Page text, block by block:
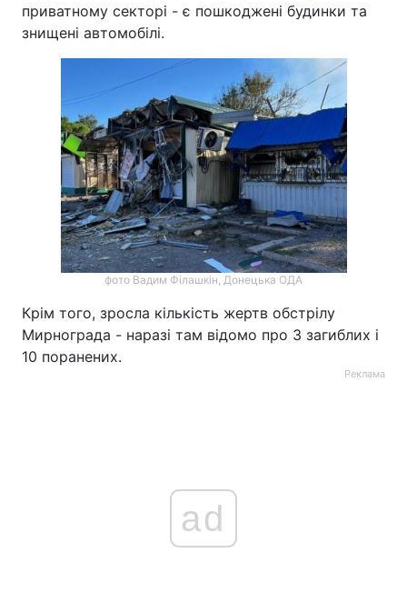
приватному секторі - є пошкоджені будинки та
знищені автомобілі.
фото Вадим Філашкін, Донецька ОДА
Крім того, зросла кількість жертв обстрілу
Мирнограда - наразі там відомо про 3 загиблих і
10 поранених.
Реклама
ad